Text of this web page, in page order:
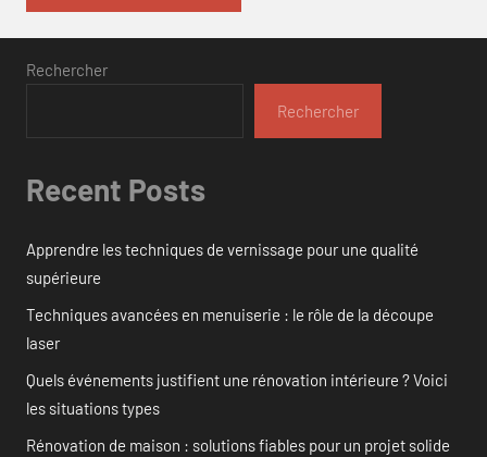
Rechercher
Rechercher
Recent Posts
Apprendre les techniques de vernissage pour une qualité
supérieure
Techniques avancées en menuiserie : le rôle de la découpe
laser
Quels événements justifient une rénovation intérieure ? Voici
les situations types
Rénovation de maison : solutions fiables pour un projet solide